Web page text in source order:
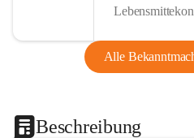
Alle
Beschreibung